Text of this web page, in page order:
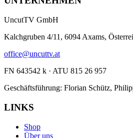
UncutTV GmbH
Kalchgruben 4/11, 6094 Axams,
office@uncuttv.at
FN 643542 k · ATU 815 26 957
Geschäftsführung: Florian Schütz,
LINKS
Shop
Über uns